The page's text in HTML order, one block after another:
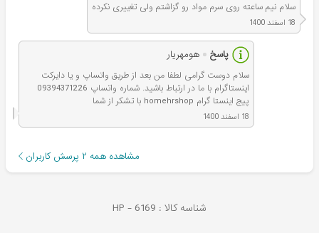
سلام نیم ساعته روی سرم مواد رو گزاشتم ولی تغییری نکرده
18 اسفند 1400
پاسخ هومهریار
سلام دوست گرامی لطفا من بعد از طریق واتساپ و یا دایرکت
اینستاگرام با ما در ارتباط باشید. شماره واتساپ 09394371226
پیج اینستا گرام homehrshop با تشکر از شما
18 اسفند 1400
مشاهده همه ۲ پرسش کاربران
شناسه کالا : HP - 6169